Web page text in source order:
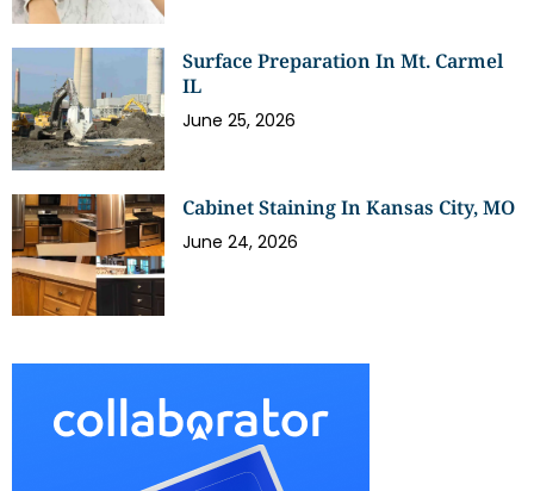
Surface Preparation In Mt. Carmel
IL
June 25, 2026
Cabinet Staining In Kansas City, MO
June 24, 2026